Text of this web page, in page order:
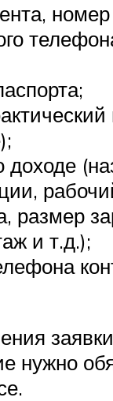
номер
размер
и т.д.);
нужно